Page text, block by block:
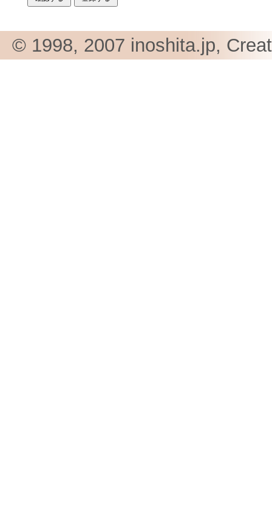
© 1998, 2007 inoshita.jp,